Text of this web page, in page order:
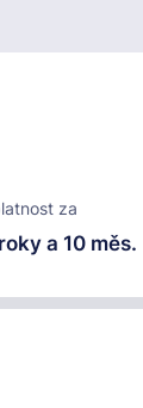
za
a 10 měs.